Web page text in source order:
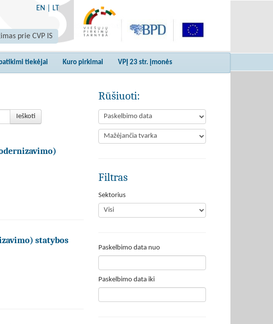
EN LT
prie CVP IS
tiekėjai Kuro pirkimai VPĮ 23 str. įmonės
Ieškoti
statybos
Rūšiuoti:
Filtras
Sektorius
Paskelbimo data nuo
Paskelbimo data iki